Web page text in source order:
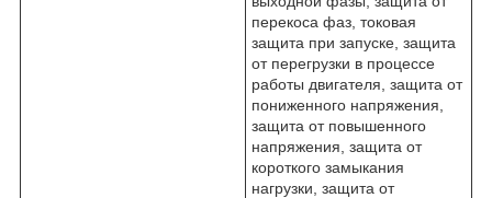
перекоса фаз, токовая
защита при запуске, защита
от перегрузки в процессе
работы двигателя, защита от
пониженного напряжения,
защита от повышенного
напряжения, защита от
короткого замыкания
нагрузки, защита от